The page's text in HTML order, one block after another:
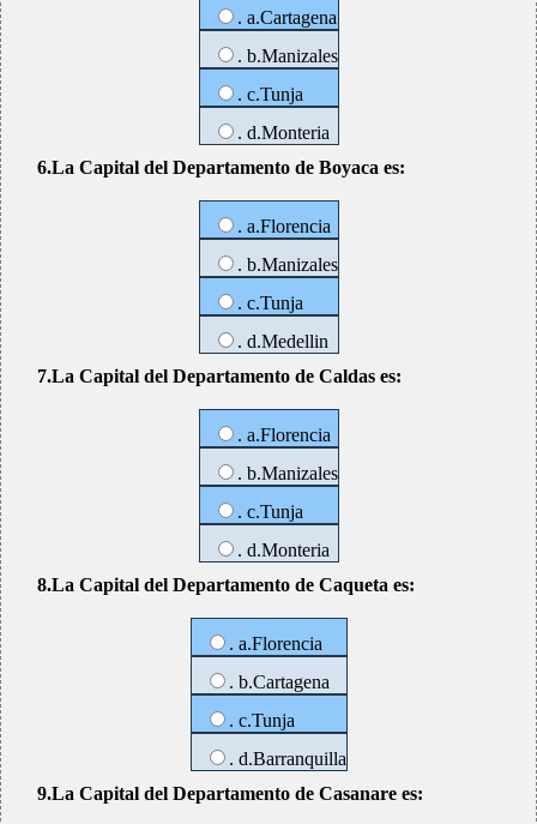
. a.Cartagena
. b.Manizales
. c.Tunja
. d.Monteria
6.La Capital del Departamento de Boyaca es:
. a.Florencia
. b.Manizales
. c.Tunja
. d.Medellin
7.La Capital del Departamento de Caldas es:
. a.Florencia
. b.Manizales
. c.Tunja
. d.Monteria
8.La Capital del Departamento de Caqueta es:
. a.Florencia
. b.Cartagena
. c.Tunja
. d.Barranquilla
9.La Capital del Departamento de Casanare es: